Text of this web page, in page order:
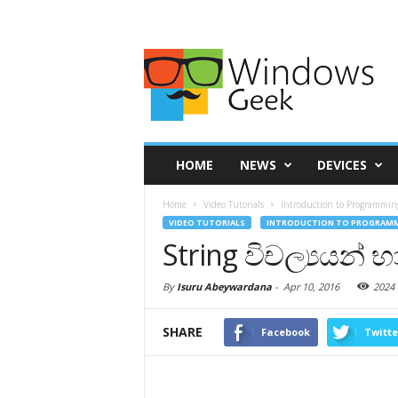
HOME NEWS DEVICES
Home Video Tutorials Introduction to
VIDEO TUTORIALS INTRODUCTION TO
String විචල්‍යයන්
By Isuru Abeywardana- Apr 10, 2016 2024
SHARE Facebook